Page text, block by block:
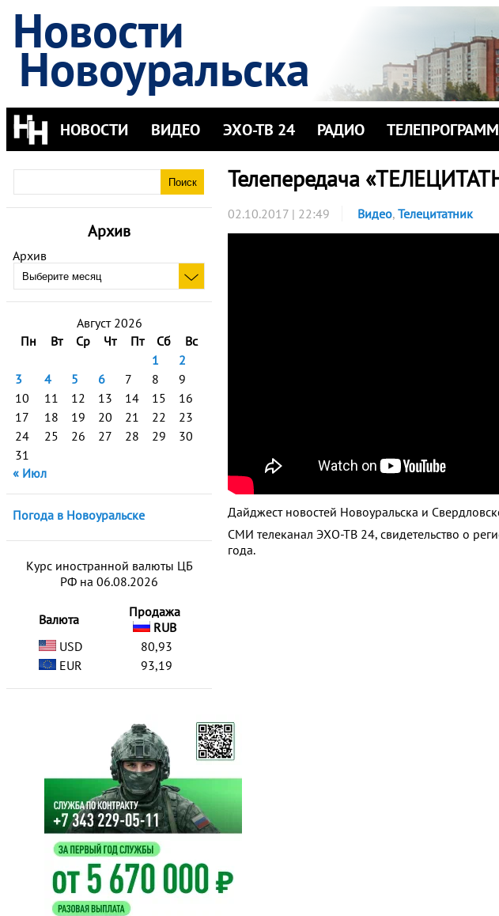
Новости
Новоуральска
НОВОСТИ ВИДЕО ЭХО-ТВ 24 РАДИО
Архив
Архив
Август 2026
Пн
Вт Ср Чт Пт Сб
Вс
1
2
3
4 5 6 7 8
9
10
11 12 13 14 15
16
17
18 19 20 21 22
23
24
25 26 27 28 29
30
31
« Июл
Погода в Новоуральске
Курс иностранной валюты ЦБ
РФ на 06.08.2026
Валюта
Продажа
RUB
USD
80,93
EUR
93,19
Телепередача
02.10.2017 | 22:49 Видео, Телецитатник
Дайджест новостей Новоуральска и
СМИ телеканал ЭХО-ТВ 24, свидетельство о
года.